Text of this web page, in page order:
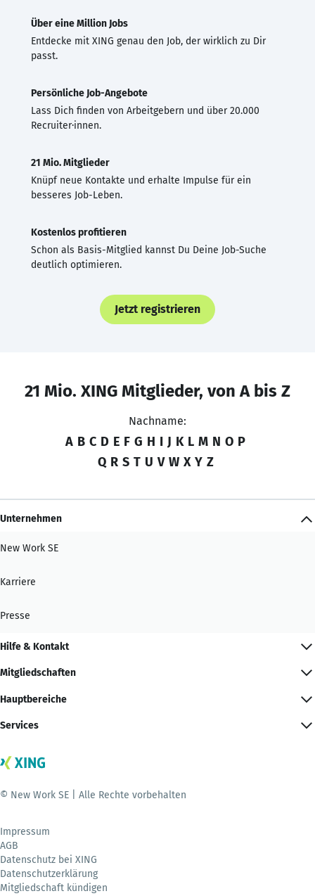
Über eine Million Jobs
Entdecke mit XING genau den Job, der wirklich zu Dir
passt.
Persönliche Job-Angebote
Lass Dich finden von Arbeitgebern und über 20.000
Recruiter·innen.
21 Mio. Mitglieder
Knüpf neue Kontakte und erhalte Impulse für ein
besseres Job-Leben.
Kostenlos profitieren
Schon als Basis-Mitglied kannst Du Deine Job-Suche
deutlich optimieren.
Jetzt registrieren
21 Mio. XING Mitglieder, von A bis Z
Nachname:
A B C D E F G H I J K L M N O P
Q R S T U V W X Y Z
Unternehmen
New Work SE
Karriere
Presse
Hilfe & Kontakt
Mitgliedschaften
Hauptbereiche
Services
© New Work SE | Alle Rechte vorbehalten
Impressum
AGB
Datenschutz bei XING
Datenschutzerklärung
Mitgliedschaft kündigen